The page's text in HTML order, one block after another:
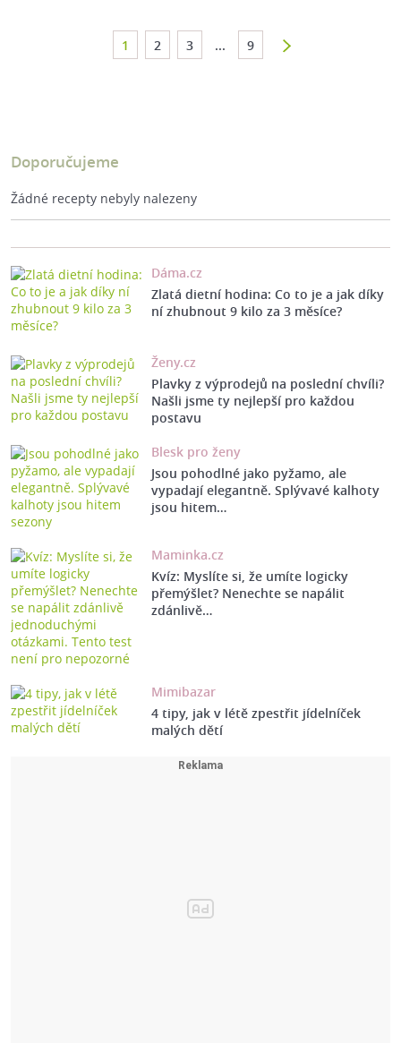
1 2 3 ... 9
Doporučujeme
Žádné recepty nebyly nalezeny
Dáma.cz
Zlatá dietní hodina: Co to je a jak díky
ní zhubnout 9 kilo za 3 měsíce?
Ženy.cz
Plavky z výprodejů na poslední chvíli?
Našli jsme ty nejlepší pro každou
postavu
Blesk pro ženy
Jsou pohodlné jako pyžamo, ale
vypadají elegantně. Splývavé kalhoty
jsou hitem…
Maminka.cz
Kvíz: Myslíte si, že umíte logicky
přemýšlet? Nenechte se napálit
zdánlivě…
Mimibazar
4 tipy, jak v létě zpestřit jídelníček
malých dětí